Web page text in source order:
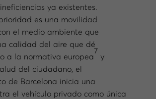
ya existentes.
es una movilidad
el medio ambiente que
calidad del aire que dé
a la normativa europea
7
y
del ciudadano, el
de Barcelona inicia una
el vehículo privado como única